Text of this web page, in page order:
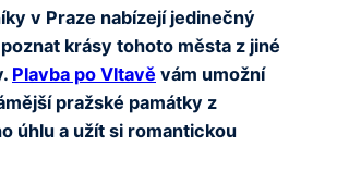
v Praze nabízejí jedinečný
krásy tohoto města z jiné
Plavba po Vltavě vám umožní
pražské památky z
úhlu a užít si romantickou